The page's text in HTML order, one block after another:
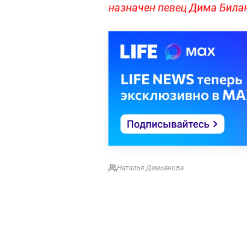
назначен певец Дима
Наталья Демьянова